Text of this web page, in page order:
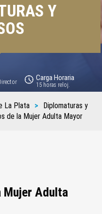
Y
Carga Horaria
15 horas reloj.
La Plata >
Diplomaturas y
de la Mujer Adulta Mayor
Mujer Adulta